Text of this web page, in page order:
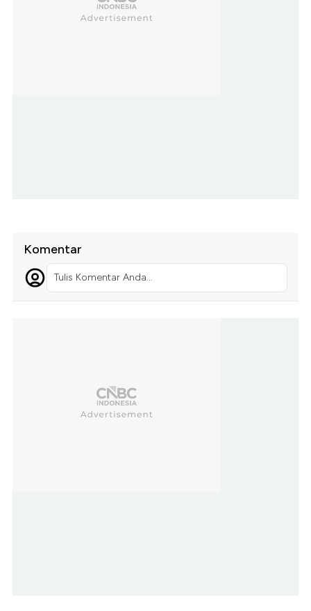
Komentar
Tulis Komentar Anda...